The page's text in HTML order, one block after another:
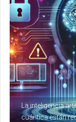
La inteligencia
cuántica están